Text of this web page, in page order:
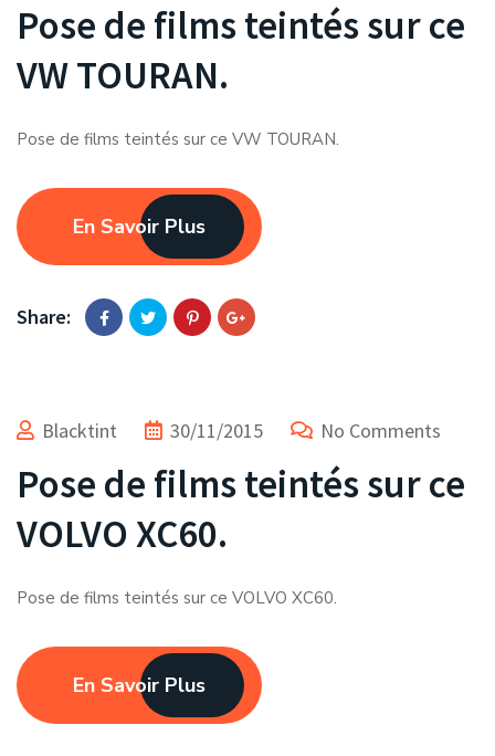
Pose de films teintés sur ce
VW TOURAN.
Pose de films teintés sur ce VW TOURAN.
En Savoir Plus
Share:
Blacktint 30/11/2015 No Comments
Pose de films teintés sur ce
VOLVO XC60.
Pose de films teintés sur ce VOLVO XC60.
En Savoir Plus